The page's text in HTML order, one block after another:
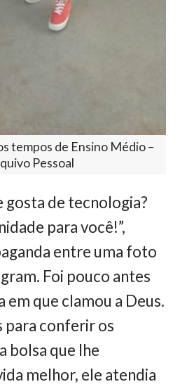
tempos de Ensino Médio –
Pessoal
gosta de tecnologia?
para você!”,
entre uma foto
Foi pouco antes
em que clamou a Deus.
para conferir os
bolsa que lhe
melhor, ele atendia